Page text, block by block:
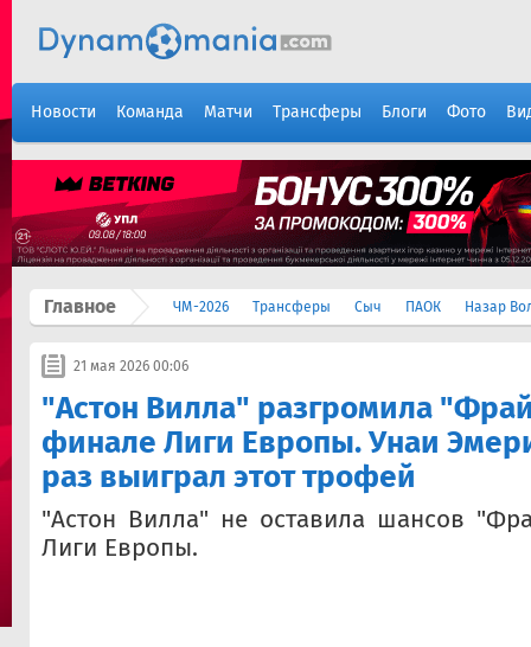
Новости Команда Матчи Трансферы Блоги Фото
Главное ЧМ-2026 Трансферы Сыч ПАОК Назар
21 мая 2026 00:06
"Астон Вилла" разгромила
финале Лиги Европы. Унаи
раз выиграл этот трофей
"Астон Вилла" не оставила шансов
Лиги Европы.